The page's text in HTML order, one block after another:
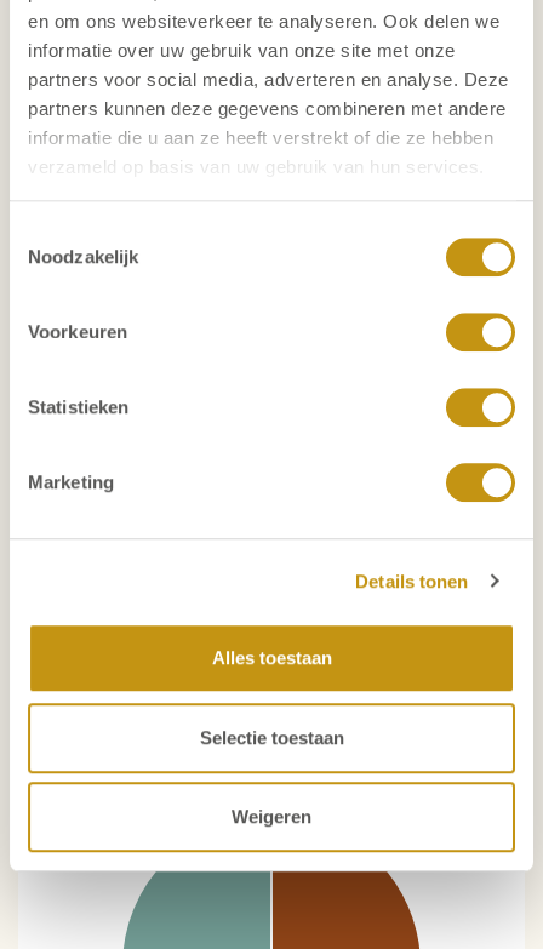
en om ons websiteverkeer te analyseren. Ook delen we
informatie over uw gebruik van onze site met onze
partners voor social media, adverteren en analyse. Deze
partners kunnen deze gegevens combineren met andere
informatie die u aan ze heeft verstrekt of die ze hebben
verzameld op basis van uw gebruik van hun services.
Noodzakelijk
Voorkeuren
Statistieken
Marketing
Details tonen
Alles toestaan
Selectie toestaan
Weigeren
TRACK RECORD
We hebben met succes vele interim opdrachten
voor een breed scala aan opdrachtgevers, variërend
(semi)overheidsinstellingen.
Type organisatie